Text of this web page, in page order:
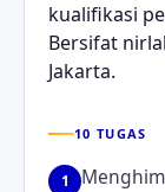
kualifikasi
Bersifat
Jakarta.
10 TUGAS
1